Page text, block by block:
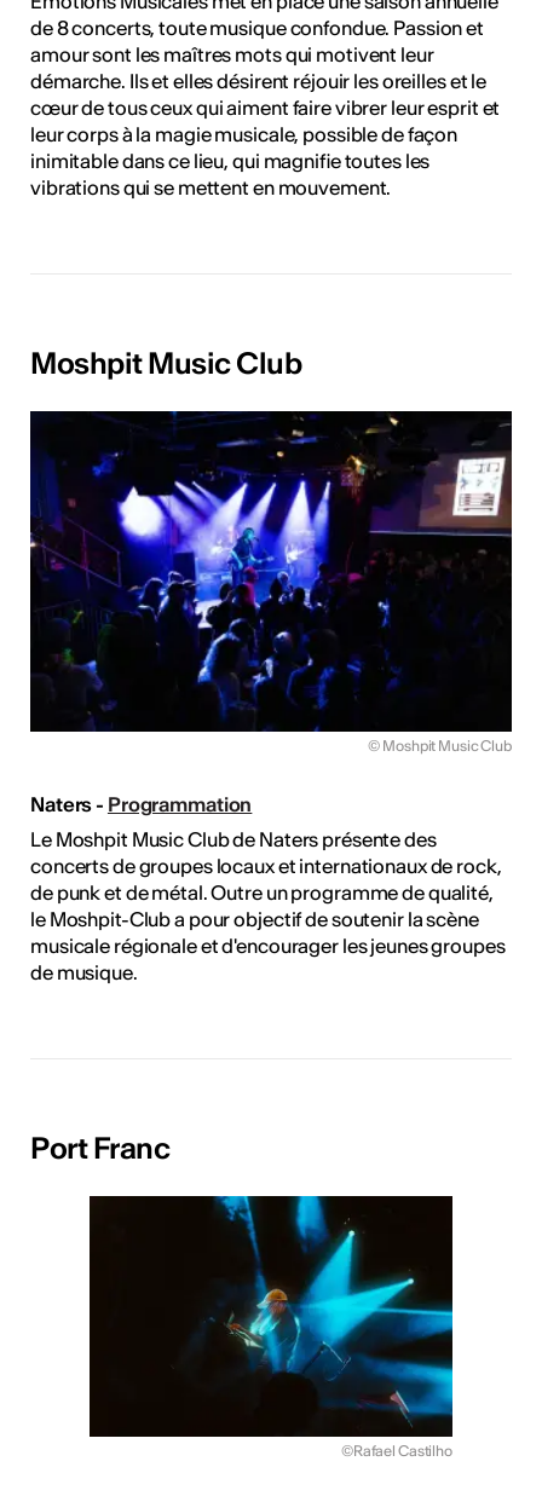
de 8 concerts, toute musique confondue. Passion et
amour sont les maîtres mots qui motivent leur
démarche. Ils et elles désirent réjouir les oreilles et le
cœur de tous ceux qui aiment faire vibrer leur esprit et
leur corps à la magie musicale, possible de façon
inimitable dans ce lieu, qui magnifie toutes les
vibrations qui se mettent en mouvement.
Moshpit Music Club
© Moshpit Music Club
Naters - Programmation
Le Moshpit Music Club de Naters présente des
concerts de groupes locaux et internationaux de rock,
de punk et de métal. Outre un programme de qualité,
le Moshpit-Club a pour objectif de soutenir la scène
musicale régionale et d'encourager les jeunes groupes
de musique.
Port Franc
©Rafael Castilho